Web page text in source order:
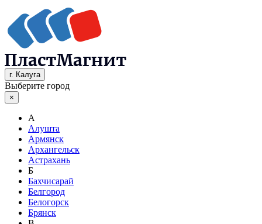
г. Калуга
Выберите город
×
А
Алушта
Армянск
Архангельск
Астрахань
Б
Бахчисарай
Белгород
Белогорск
Брянск